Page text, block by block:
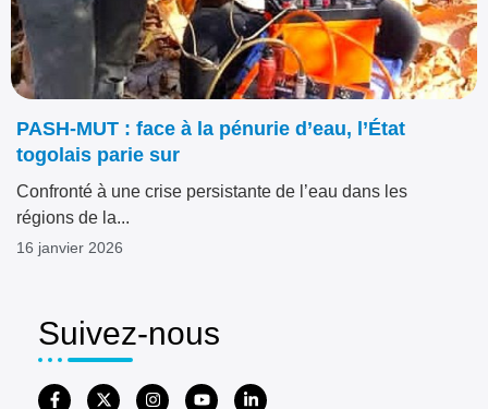
PASH-MUT : face à la pénurie d’eau, l’État
togolais parie sur
Confronté à une crise persistante de l’eau dans les
régions de la...
16 janvier 2026
Suivez-nous